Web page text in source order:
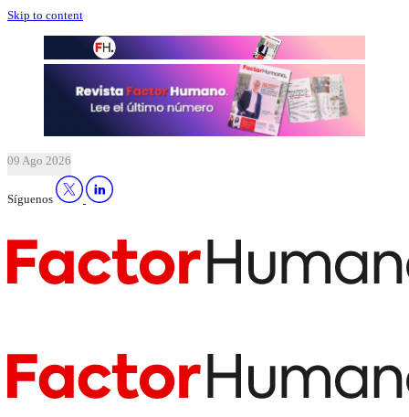
Skip to content
09 Ago 2026
Síguenos